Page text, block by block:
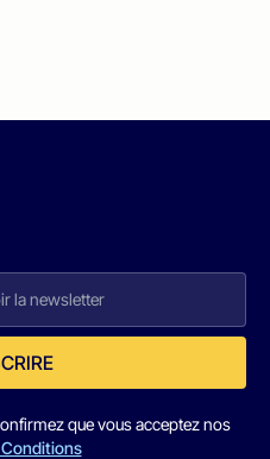
que vous acceptez nos